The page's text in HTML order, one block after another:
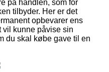
på handlen, som for
tilbyder. Her er det
opbevarer ens
vil kunne påvise sin
du skal købe gave til en